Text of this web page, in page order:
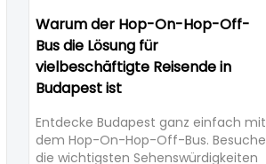
Warum der Hop-On-Hop-Off-
Bus die Lösung für
vielbeschäftigte Reisende in
Budapest ist
Entdecke Budapest ganz einfach mit
dem Hop-On-Hop-Off-Bus. Besuche
die wichtigsten Sehenswürdigkeiten